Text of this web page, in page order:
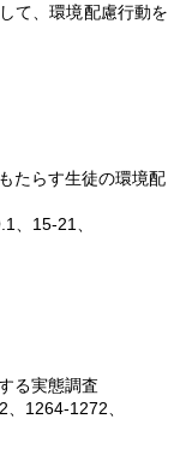
て、環境配慮行動を
たらす生徒の環境配
、15-21、
る実態調査
1264-1272、